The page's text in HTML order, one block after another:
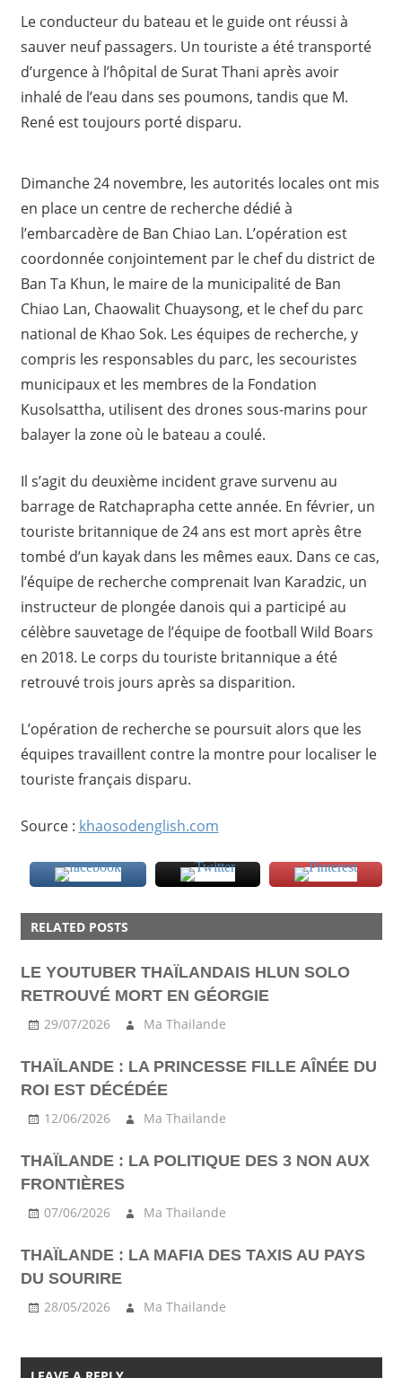
Le conducteur du bateau et le guide ont réussi à
sauver neuf passagers. Un touriste a été transporté
d’urgence à l’hôpital de Surat Thani après avoir
inhalé de l’eau dans ses poumons, tandis que M.
René est toujours porté disparu.
Dimanche 24 novembre, les autorités locales ont mis
en place un centre de recherche dédié à
l’embarcadère de Ban Chiao Lan. L’opération est
coordonnée conjointement par le chef du district de
Ban Ta Khun, le maire de la municipalité de Ban
Chiao Lan, Chaowalit Chuaysong, et le chef du parc
national de Khao Sok. Les équipes de recherche, y
compris les responsables du parc, les secouristes
municipaux et les membres de la Fondation
Kusolsattha, utilisent des drones sous-marins pour
balayer la zone où le bateau a coulé.
Il s’agit du deuxième incident grave survenu au
barrage de Ratchaprapha cette année. En février, un
touriste britannique de 24 ans est mort après être
tombé d’un kayak dans les mêmes eaux. Dans ce cas,
l’équipe de recherche comprenait Ivan Karadzic, un
instructeur de plongée danois qui a participé au
célèbre sauvetage de l’équipe de football Wild Boars
en 2018. Le corps du touriste britannique a été
retrouvé trois jours après sa disparition.
L’opération de recherche se poursuit alors que les
équipes travaillent contre la montre pour localiser le
touriste français disparu.
Source : khaosodenglish.com
RELATED POSTS
LE YOUTUBER THAÏLANDAIS HLUN SOLO
RETROUVÉ MORT EN GÉORGIE
29/07/2026 Ma Thailande
THAÏLANDE : LA PRINCESSE FILLE AÎNÉE DU
ROI EST DÉCÉDÉE
12/06/2026 Ma Thailande
THAÏLANDE : LA POLITIQUE DES 3 NON AUX
FRONTIÈRES
07/06/2026 Ma Thailande
THAÏLANDE : LA MAFIA DES TAXIS AU PAYS
DU SOURIRE
28/05/2026 Ma Thailande